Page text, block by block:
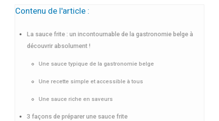
Contenu de l'article :
La sauce frite : un incontournable de la gastronomie belge à
découvrir absolument !
Une sauce typique de la gastronomie belge
Une recette simple et accessible à tous
Une sauce riche en saveurs
3 façons de préparer une sauce frite